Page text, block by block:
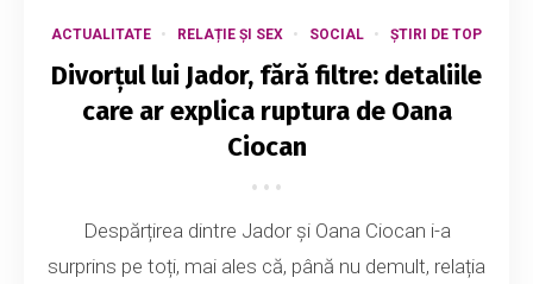
ACTUALITATE RELAȚIE ȘI SEX SOCIAL ȘTIRI DE TOP
Divorțul lui Jador, fără filtre: detaliile
care ar explica ruptura de Oana
Ciocan
Despărțirea dintre Jador și Oana Ciocan i-a
surprins pe toți, mai ales că, până nu demult, relația